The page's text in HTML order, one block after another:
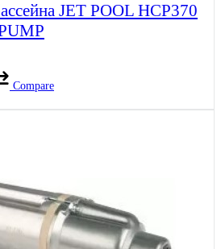
JET POOL HCP370
Compare